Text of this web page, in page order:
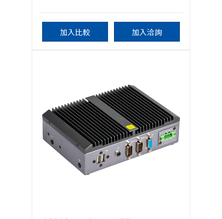
加入比較 加入洽詢